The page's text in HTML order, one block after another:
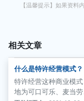
【温馨提示】如果资料
相关文章
什么是特许经营模式？
特许经营这种商业模
地为可口可乐、麦当